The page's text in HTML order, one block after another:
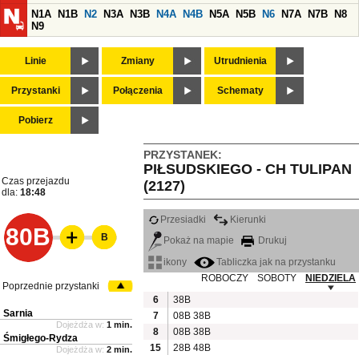
N1A
N1B N2 N3A N3B N4A N4B N5A N5B N6 N7A N7B
N8
N9
Linie Zmiany Utrudnienia
Przystanki Połączenia Schematy
Pobierz
PRZYSTANEK:
PIŁSUDSKIEGO - CH TULIPAN
(2127)
Czas przejazdu
dla: 18:48
80B
Przesiadki
Kierunki
Pokaż na mapie
Drukuj
ikony
Tabliczka jak na przystanku
ROBOCZY
SOBOTY
NIEDZIELA
6
38B
7
08B 38B
8
08B 38B
15
28B 48B
B
Poprzednie przystanki
Sarnia
Dojeżdża w: 1 min.
Śmigłego-Rydza
Dojeżdża w: 2 min.